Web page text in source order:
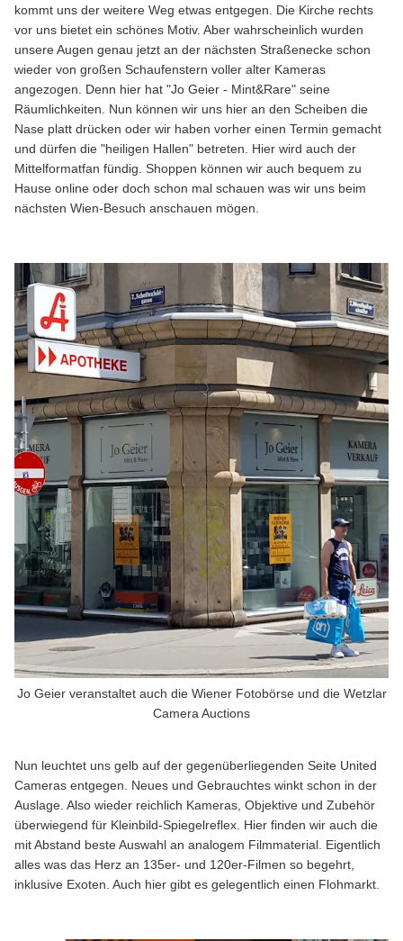
kommt uns der weitere Weg etwas entgegen. Die Kirche rechts
vor uns bietet ein schönes Motiv. Aber wahrscheinlich wurden
unsere Augen genau jetzt an der nächsten Straßenecke schon
wieder von großen Schaufenstern voller alter Kameras
angezogen. Denn hier hat "Jo Geier - Mint&Rare" seine
Räumlichkeiten. Nun können wir uns hier an den Scheiben die
Nase platt drücken oder wir haben vorher einen Termin gemacht
und dürfen die "heiligen Hallen" betreten. Hier wird auch der
Mittelformatfan fündig. Shoppen können wir auch bequem zu
Hause online oder doch schon mal schauen was wir uns beim
nächsten Wien-Besuch anschauen mögen.
Jo Geier veranstaltet auch die Wiener Fotobörse und die Wetzlar
Camera Auctions
Nun leuchtet uns gelb auf der gegenüberliegenden Seite United
Cameras entgegen. Neues und Gebrauchtes winkt schon in der
Auslage. Also wieder reichlich Kameras, Objektive und Zubehör
überwiegend für Kleinbild-Spiegelreflex. Hier finden wir auch die
mit Abstand beste Auswahl an analogem Filmmaterial. Eigentlich
alles was das Herz an 135er- und 120er-Filmen so begehrt,
inklusive Exoten. Auch hier gibt es gelegentlich einen Flohmarkt.